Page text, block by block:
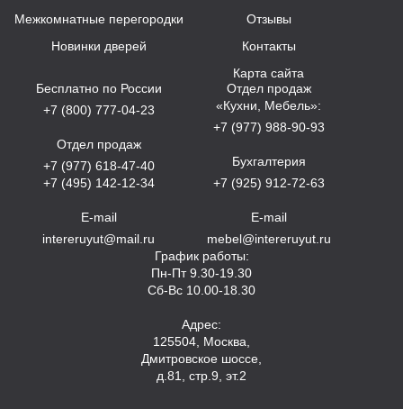
Межкомнатные перегородки
Новинки дверей
Отзывы
Контакты
Карта сайта
Бесплатно по России
+7 (800) 777-04-23
Отдел продаж
+7 (977) 618-47-40
+7 (495) 142-12-34
E-mail
intereruyut@mail.ru
Отдел продаж
«Кухни, Мебель»:
+7 (977) 988-90-93
Бухгалтерия
+7 (925) 912-72-63
E-mail
mebel@intereruyut.ru
График работы:
Пн-Пт 9.30-19.30
Сб-Вс 10.00-18.30
Адрес:
125504, Москва,
Дмитровское шоссе,
д.81, стр.9, эт.2